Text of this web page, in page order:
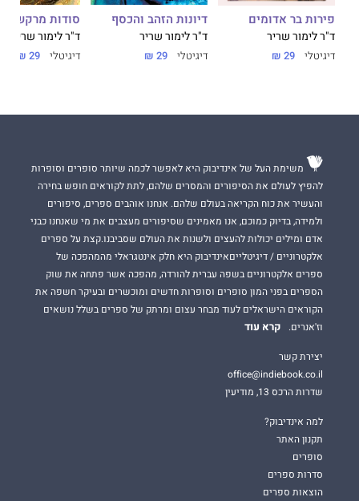
פירות בר אדומים
ד"ר לימור שריר
דיגיטלי 29 ₪
דיונות הזהב והכסף
ד"ר לימור שריר
דיגיטלי 29 ₪
סודות מרקש
ד"ר לימור שריר
דיגיטלי 29 ₪
משימת העל של אינדיבוק היא לאפשר לכמה שיותר סופרים וסופרות
להפיץ לעולם את הסיפורים והמסרים שלהם, לתת לקוראים חופש בחירה
והעשיר את כוח הקריאה בעולם שלהם. אנחנו אוהבים ספרים, סיפורים
ולמידה, בדיוק כמוכם, אנו מאמינים שסיפורים מעצבים את מי שאנחנו כבני
אדם ומילים יכולות להעצים ולשנות את העולם שסביבנו.קצת על ספרים
אלקטרוניים / דיגיטלייםאינדיבוק היא חלק אינטגראלי מהמהפכה של
ספרים אלקטרוניים בשפה עברית להורדה, מהפכה אשר פתחה את שוק
הספרים בפני המון סופרים וסופרות חדשים ומוכשרים ובעיקר חשפה את
הקוראים הישראלים לעוד מבחר עצום ומרתק של ספרים בשלל נושאים
וז'אנרים.
קרא עוד
יצירת קשר
office@indiebook.co.il
שדרות הרכס 13, מודיעין
למה אינדיבוק?
תקנון האתר
סופרים
סדרות ספרים
הוצאות ספרים